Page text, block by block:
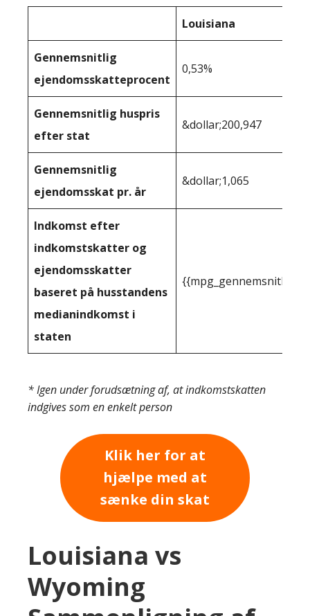
Louisiana
Gennemsnitlig
ejendomsskatteprocent
0,53%
Gennemsnitlig huspris
efter stat
&dollar;200,947
Gennemsnitlig
ejendomsskat pr. år
&dollar;1,065
Indkomst efter
indkomstskatter og
ejendomsskatter
baseret på husstandens
medianindkomst i
staten
* Igen under forudsætning af, at indkomstskatten
indgives som en enkelt person
Klik her for at
hjælpe med at
sænke din skat
Louisiana vs
Wyoming